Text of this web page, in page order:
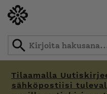
Tilaamalla
sähköpostiisi